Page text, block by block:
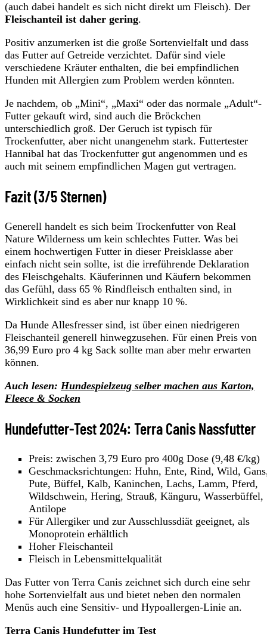
(auch dabei handelt es sich nicht direkt um Fleisch). Der
Fleischanteil ist daher gering.
Positiv anzumerken ist die große Sortenvielfalt und dass
das Futter auf Getreide verzichtet. Dafür sind viele
verschiedene Kräuter enthalten, die bei empfindlichen
Hunden mit Allergien zum Problem werden könnten.
Je nachdem, ob „Mini“, „Maxi“ oder das normale „Adult“-
Futter gekauft wird, sind auch die Bröckchen
unterschiedlich groß. Der Geruch ist typisch für
Trockenfutter, aber nicht unangenehm stark. Futtertester
Hannibal hat das Trockenfutter gut angenommen und es
auch mit seinem empfindlichen Magen gut vertragen.
Fazit (3/5 Sternen)
Generell handelt es sich beim Trockenfutter von Real
Nature Wilderness um kein schlechtes Futter. Was bei
einem hochwertigen Futter in dieser Preisklasse aber
einfach nicht sein sollte, ist die irreführende Deklaration
des Fleischgehalts. Käuferinnen und Käufern bekommen
das Gefühl, dass 65 % Rindfleisch enthalten sind, in
Wirklichkeit sind es aber nur knapp 10 %.
Da Hunde Allesfresser sind, ist über einen niedrigeren
Fleischanteil generell hinwegzusehen. Für einen Preis von
36,99 Euro pro 4 kg Sack sollte man aber mehr erwarten
können.
Auch lesen: Hundespielzeug selber machen aus Karton,
Fleece & Socken
Hundefutter-Test 2024: Terra Canis Nassfutter
Preis: zwischen 3,79 Euro pro 400g Dose (9,48 €/kg)
Geschmacksrichtungen: Huhn, Ente, Rind, Wild,
Pute, Büffel, Kalb, Kaninchen, Lachs, Lamm, Pferd,
Wildschwein, Hering, Strauß, Känguru, Wasserbüffel,
Antilope
Für Allergiker und zur Ausschlussdiät geeignet, als
Monoprotein erhältlich
Hoher Fleischanteil
Fleisch in Lebensmittelqualität
Das Futter von Terra Canis zeichnet sich durch eine sehr
hohe Sortenvielfalt aus und bietet neben den normalen
Menüs auch eine Sensitiv- und Hypoallergen-Linie an.
Terra Canis Hundefutter im Test